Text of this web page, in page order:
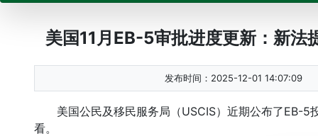
美国11月EB-5审批进度更新：新法
发布时间：2025-12-01 14:07:09
美国公民及移民服务局（USCIS）近期公布了EB-5
看。